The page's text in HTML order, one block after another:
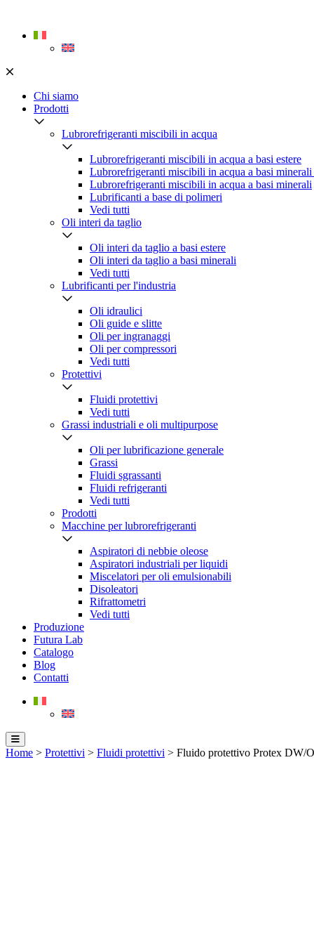
content
Chi siamo
Prodotti
Lubrorefrigeranti miscibili in acqua
Lubrorefrigeranti miscibili in acqua a basi estere
Lubrorefrigeranti miscibili in acqua a basi minerali
Lubrorefrigeranti miscibili in acqua a basi minerali
Lubrificanti a base di polimeri
Vedi tutti
Oli interi da taglio
Oli interi da taglio a basi estere
Oli interi da taglio a basi minerali
Vedi tutti
Lubrificanti per l'industria
Oli idraulici
Oli guide e slitte
Oli per ingranaggi
Oli per compressori
Vedi tutti
Protettivi
Fluidi protettivi
Vedi tutti
Grassi industriali e oli multipurpose
Oli per lubrificazione generale
Grassi
Fluidi sgrassanti
Fluidi refrigeranti
Vedi tutti
Prodotti
Macchine per lubrorefrigeranti
Aspiratori di nebbie oleose
Aspiratori industriali per liquidi
Miscelatori per oli emulsionabili
Disoleatori
Rifrattometri
Vedi tutti
Produzione
Futura Lab
Catalogo
Blog
Contatti
Home > Protettivi > Fluidi protettivi > Fluido protettivo Protex